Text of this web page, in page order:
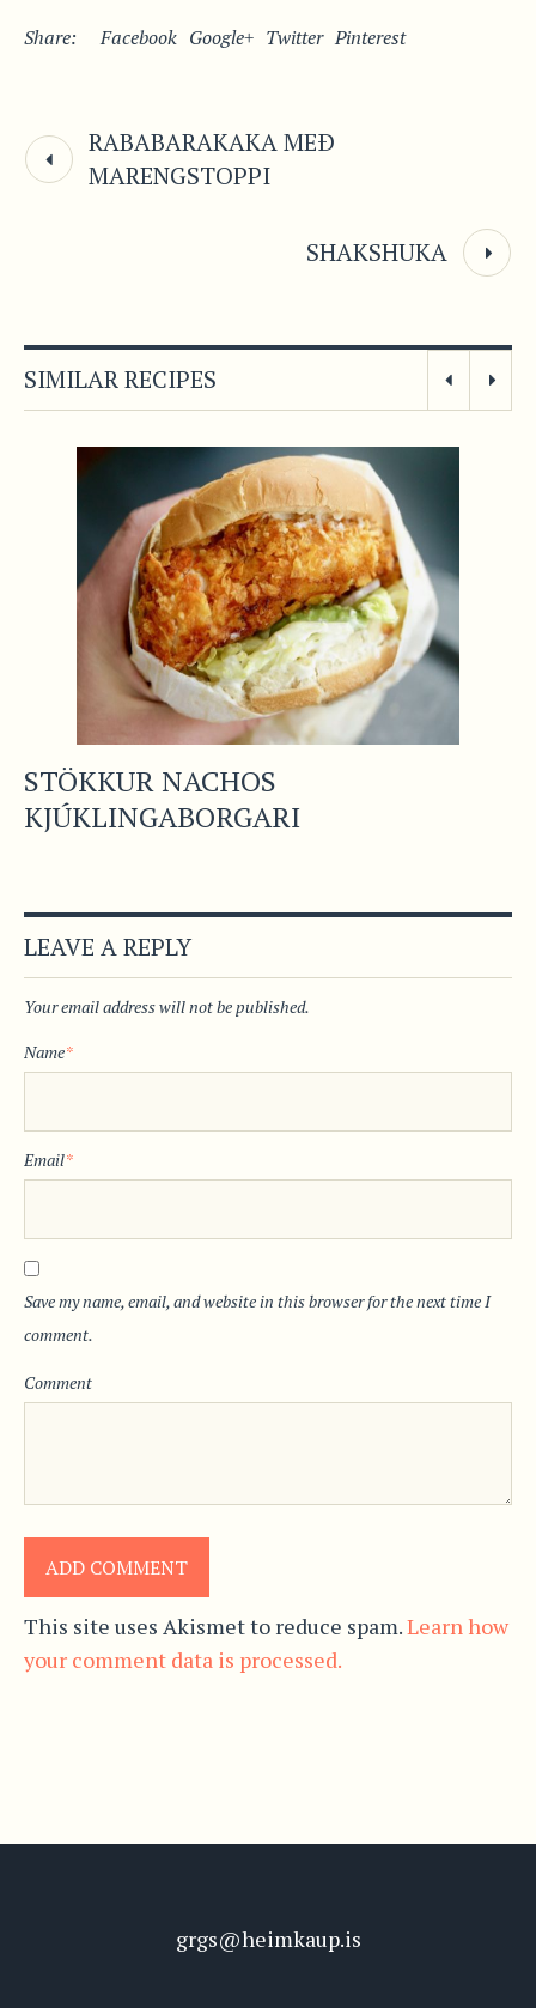
Share: Facebook Google+ Twitter Pinterest
RABABARAKAKA MEÐ
MARENGSTOPPI
SHAKSHUKA
SIMILAR RECIPES
STÖKKUR NACHOS
KJÚKLINGABORGARI
LEAVE A REPLY
Your email address will not be published.
Name*
Email*
Save my name, email, and website in this browser for the next time I
comment.
Comment
This site uses Akismet to reduce spam.Learn how
your comment data is processed.
grgs@heimkaup.is